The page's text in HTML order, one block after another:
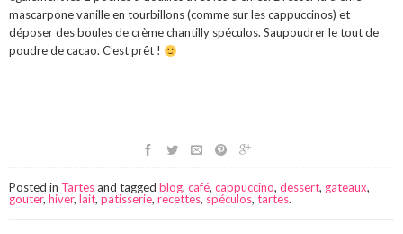
mascarpone vanille en tourbillons (comme sur les cappuccinos) et
déposer des boules de crème chantilly spéculos. Saupoudrer le tout de
poudre de cacao. C’est prêt !
Posted in Tartesand tagged blog, café, cappuccino, dessert, gateaux,
gouter, hiver, lait, patisserie, recettes, spéculos, tartes.